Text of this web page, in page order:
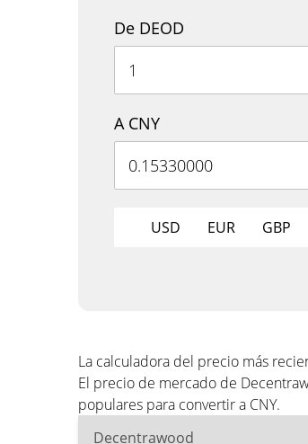
De DEOD
A CNY
USD EUR GBP
La calculadora del precio más
El precio de mercado de
populares para convertir a CNY.
Decentrawood